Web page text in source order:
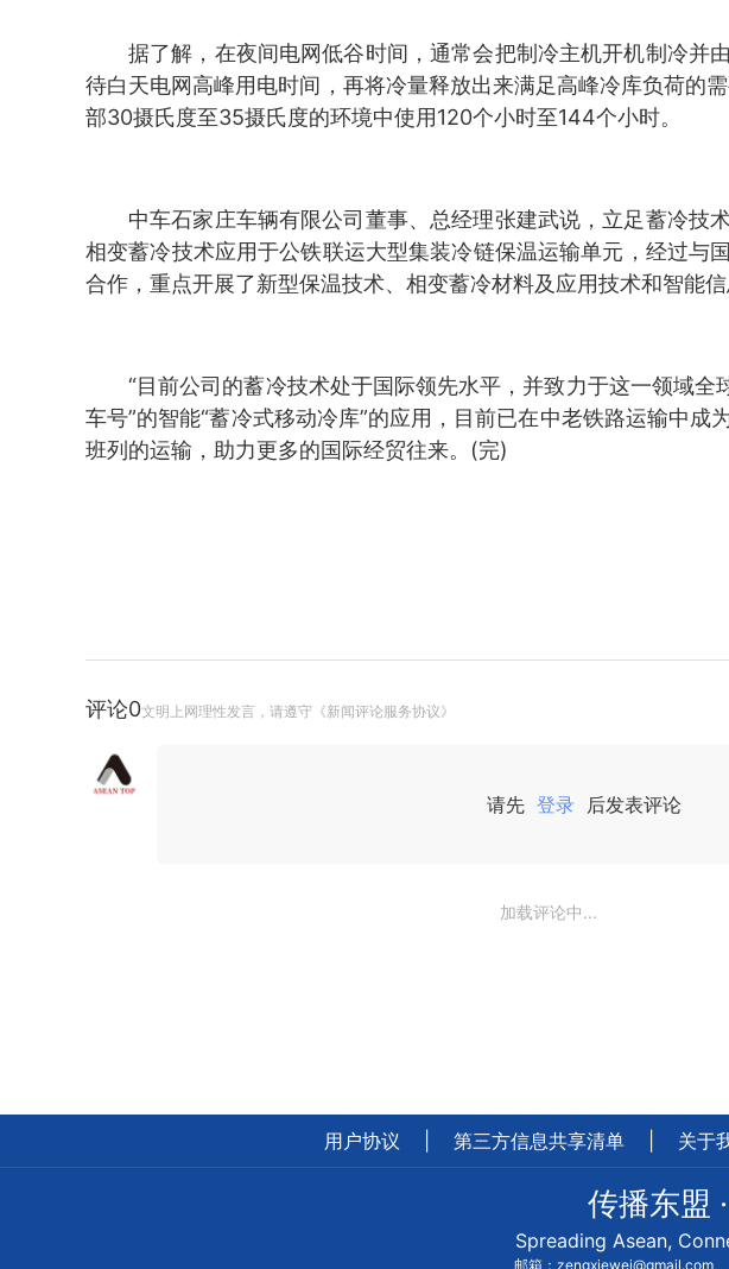
据了解，在夜间电网低谷时间，通常会把制冷主机开机制冷并
待白天电网高峰用电时间，再将冷量释放出来满足高峰冷库负荷的
部30摄氏度至35摄氏度的环境中使用120个小时至144个小时。
中车石家庄车辆有限公司董事、总经理张建武说，立足蓄冷技
相变蓄冷技术应用于公铁联运大型集装冷链保温运输单元，经过与
合作，重点开展了新型保温技术、相变蓄冷材料及应用技术和智能信
“目前公司的蓄冷技术处于国际领先水平，并致力于这一领域全
车号”的智能“蓄冷式移动冷库”的应用，目前已在中老铁路运输中成
班列的运输，助力更多的国际经贸往来。(完)
评论0文明上网理性发言，请遵守《新闻评论服务协议》
请先 登录 后发表评论
加载评论中...
用户协议 第三方信息共享清单 关于
传播东盟
Spreading Asean,
邮箱：zengxiewei@gmail.com